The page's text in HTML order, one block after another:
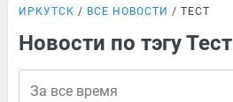
ИРКУТСК ВСЕ НОВОСТИ ТЕСТ
Новости по тэгу Тест